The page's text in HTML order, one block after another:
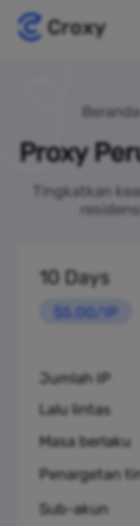
Beranda
Proxy
Tingkatkan
10 Days
$5.00/IP
Jumlah IP
Lalu lintas
Masa berlaku
Penargetan
Sub-akun